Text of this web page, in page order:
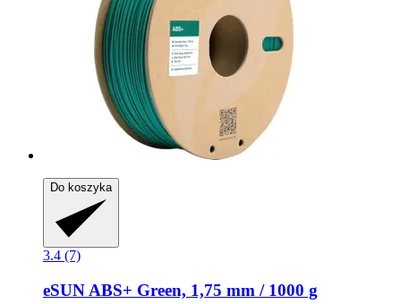
Do koszyka
3.4 (7)
eSUN ABS+ Green, 1,75 mm / 1000 g